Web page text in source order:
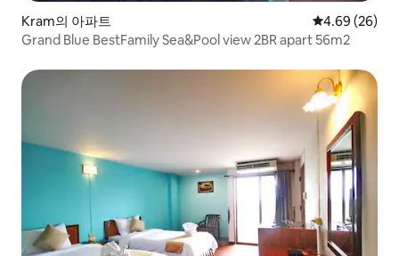
Kram의 아파트 평점 4.69점(5
4.69 (26)
Grand Blue BestFamily Sea&Pool view 2BR apart 56m2